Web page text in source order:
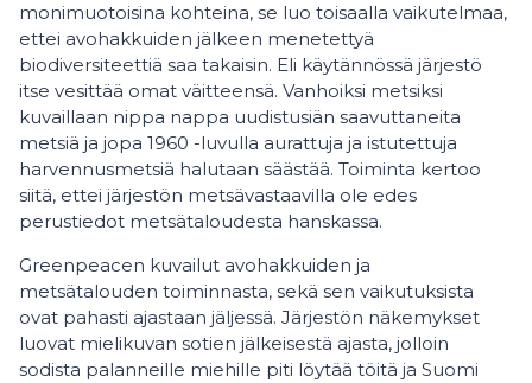
monimuotoisina kohteina, se luo toisaalla vaikutelmaa,
ettei avohakkuiden jälkeen menetettyä
biodiversiteettiä saa takaisin. Eli käytännössä järjestö
itse vesittää omat väitteensä. Vanhoiksi metsiksi
kuvaillaan nippa nappa uudistusiän saavuttaneita
metsiä ja jopa 1960 -luvulla aurattuja ja istutettuja
harvennusmetsiä halutaan säästää. Toiminta kertoo
siitä, ettei järjestön metsävastaavilla ole edes
perustiedot metsätaloudesta hanskassa.
Greenpeacen kuvailut avohakkuiden ja
metsätalouden toiminnasta, sekä sen vaikutuksista
ovat pahasti ajastaan jäljessä. Järjestön näkemykset
luovat mielikuvan sotien jälkeisestä ajasta, jolloin
sodista palanneille miehille piti löytää töitä ja Suomi